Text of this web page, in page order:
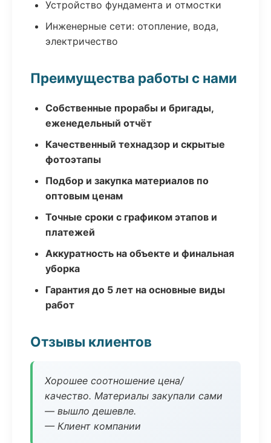
Устройство фундамента и отмостки
Инженерные сети: отопление, вода,
электричество
Преимущества работы с нами
Собственные прорабы и бригады,
еженедельный отчёт
Качественный технадзор и скрытые
фотоэтапы
Подбор и закупка материалов по
оптовым ценам
Точные сроки с графиком этапов и
платежей
Аккуратность на объекте и финальная
уборка
Гарантия до 5 лет на основные виды
работ
Отзывы клиентов
Хорошее соотношение цена/
качество. Материалы закупали сами
— вышло дешевле.
— Клиент компании